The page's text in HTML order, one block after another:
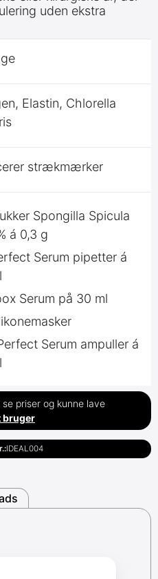
uden ekstra
Elastin, Chlorella
strækmærker
Spongilla Spicula
á 0,3 g
Serum pipetter á
Serum på 30 ml
Serum ampuller á
priser og kunne lave
bruger
IDEAL004